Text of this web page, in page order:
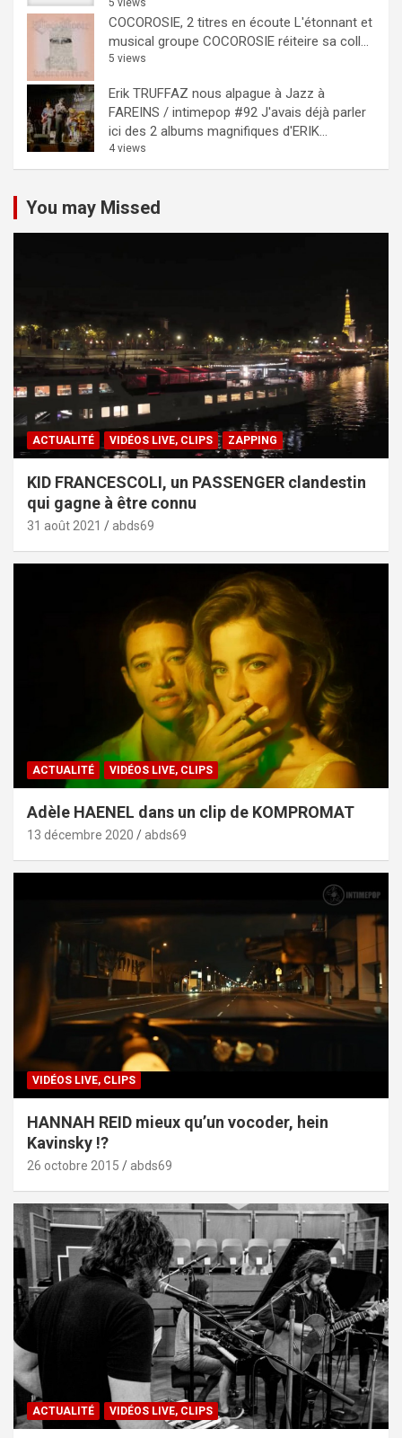
COCOROSIE, 2 titres en écoute L'étonnant et
musical groupe COCOROSIE réiteire sa coll...
5 views
Erik TRUFFAZ nous alpague à Jazz à
FAREINS / intimepop #92 J'avais déjà parler
ici des 2 albums magnifiques d'ERIK...
4 views
You may Missed
ACTUALITÉ VIDÉOS LIVE, CLIPS ZAPPING
KID FRANCESCOLI, un PASSENGER clandestin
qui gagne à être connu
31 août 2021 abds69
ACTUALITÉ VIDÉOS LIVE, CLIPS
Adèle HAENEL dans un clip de KOMPROMAT
13 décembre 2020 abds69
VIDÉOS LIVE, CLIPS
HANNAH REID mieux qu’un vocoder, hein
Kavinsky !?
26 octobre 2015 abds69
ACTUALITÉ VIDÉOS LIVE, CLIPS